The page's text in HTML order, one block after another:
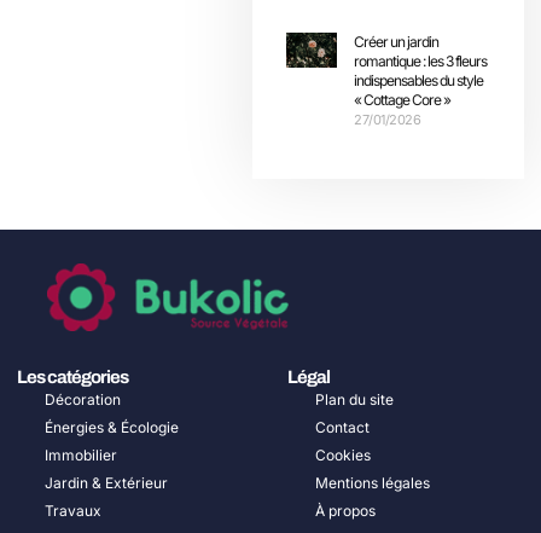
Créer un jardin
romantique : les 3 fleurs
indispensables du style
« Cottage Core »
27/01/2026
Les catégories
Décoration
Énergies & Écologie
Immobilier
Jardin & Extérieur
Travaux
Légal
Plan du site
Contact
Cookies
Mentions légales
À propos